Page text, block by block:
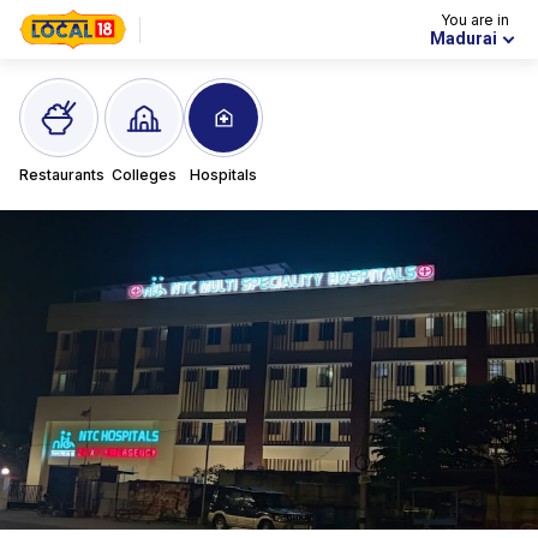
You are in
Madurai
Restaurants Colleges Hospitals